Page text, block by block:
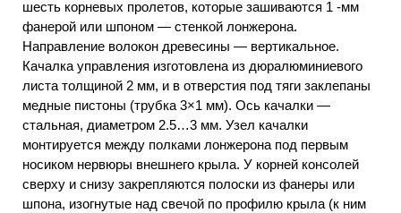
шесть корневых пролетов, которые зашиваются 1 -мм
фанерой или шпоном — стенкой лонжерона.
Направление волокон древесины — вертикальное.
Качалка управления изготовлена из дюралюминиевого
листа толщиной 2 мм, и в отверстия под тяги заклепаны
медные пистоны (трубка 3×1 мм). Ось качалки —
стальная, диаметром 2.5…3 мм. Узел качалки
монтируется между полками лонжерона под первым
носиком нервюры внешнего крыла. У корней консолей
сверху и снизу закрепляются полоски из фанеры или
шпона, изогнутые над свечой по профилю крыла (к ним